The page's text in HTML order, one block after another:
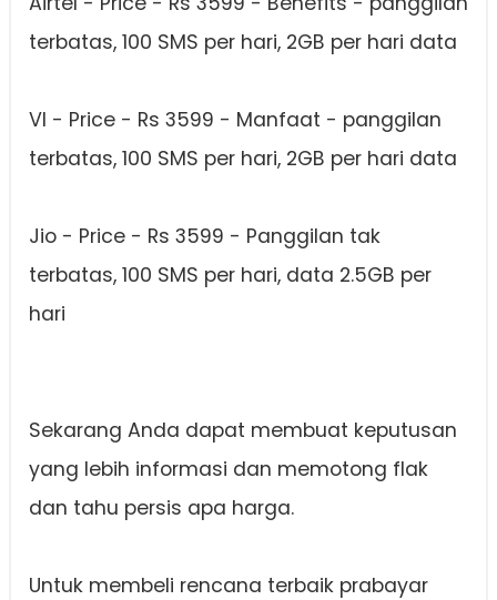
terbatas, 100 SMS per hari, 2GB per hari data
VI - Price - Rs 3599 - Manfaat - panggilan
terbatas, 100 SMS per hari, 2GB per hari data
Jio - Price - Rs 3599 - Panggilan tak
terbatas, 100 SMS per hari, data 2.5GB per
hari
Sekarang Anda dapat membuat keputusan
yang lebih informasi dan memotong flak
dan tahu persis apa harga.
Untuk membeli rencana terbaik prabayar